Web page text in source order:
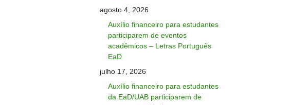
agosto 4, 2026
Auxílio financeiro para estudantes
participarem de eventos
acadêmicos – Letras Português
EaD
julho 17, 2026
Auxílio financeiro para estudantes
da EaD/UAB participarem de